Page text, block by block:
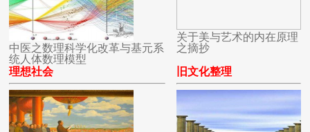
中医之数理科学化改革与基元系
统人体数理模型
关于美与艺术的内在原理
之摘抄
理想社会
旧文化整理